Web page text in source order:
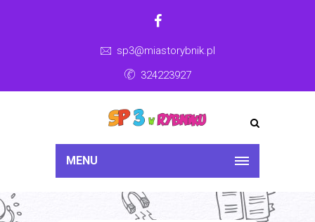
sp3@miastorybnik.pl
324223927
MENU